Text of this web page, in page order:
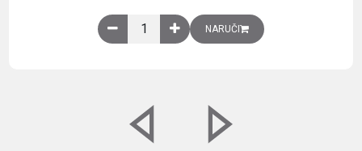
Obična montažna ploča V1000xŠ800mm,
NARUČI